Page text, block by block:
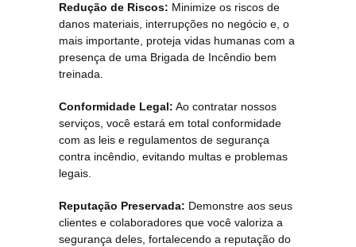
Redução de Riscos: Minimize os riscos de
danos materiais, interrupções no negócio e, o
mais importante, proteja vidas humanas com a
presença de uma Brigada de Incêndio bem
treinada.
Conformidade Legal: Ao contratar nossos
serviços, você estará em total conformidade
com as leis e regulamentos de segurança
contra incêndio, evitando multas e problemas
legais.
Reputação Preservada: Demonstre aos seus
clientes e colaboradores que você valoriza a
segurança deles, fortalecendo a reputação do